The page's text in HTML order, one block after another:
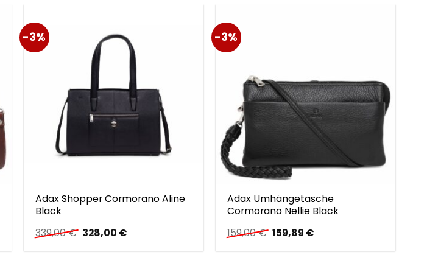
-3%
Adax Shopper Cormorano Aline
Black
339,00€ Ursprünglicher
Preis
war:
328,00 €Aktueller
ist:
-3%
Adax Umhängetasche
Cormorano Nellie Black
159,00€ Ursprünglicher
Preis
war:
159,89 €Aktueller
ist: